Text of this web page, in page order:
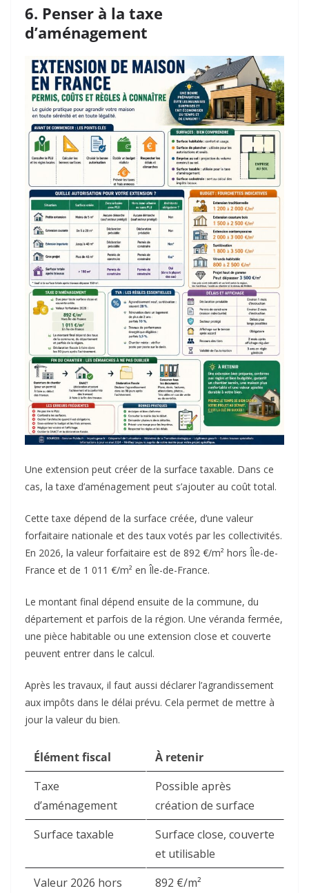
6. Penser à la taxe
d’aménagement
Une extension peut créer de la surface taxable. Dans ce
cas, la taxe d’aménagement peut s’ajouter au coût total.
Cette taxe dépend de la surface créée, d’une valeur
forfaitaire nationale et des taux votés par les collectivités.
En 2026, la valeur forfaitaire est de 892 €/m² hors Île-de-
France et de 1 011 €/m² en Île-de-France.
Le montant final dépend ensuite de la commune, du
département et parfois de la région. Une véranda fermée,
une pièce habitable ou une extension close et couverte
peuvent entrer dans le calcul.
Après les travaux, il faut aussi déclarer l’agrandissement
aux impôts dans le délai prévu. Cela permet de mettre à
jour la valeur du bien.
Élément fiscal
À retenir
Taxe
d’aménagement
Possible après
création de surface
Surface taxable
Surface close, couverte
et utilisable
Valeur 2026 hors
892 €/m²